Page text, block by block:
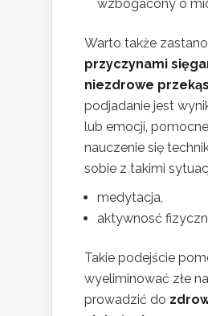
wzbogacony o
Warto także
przyczynami
niezdrowe
podjadanie jest
lub emocji,
nauczenie się
sobie z takimi
medytacja,
aktywnosć
Takie podejście
wyeliminować złe
prowadzić do